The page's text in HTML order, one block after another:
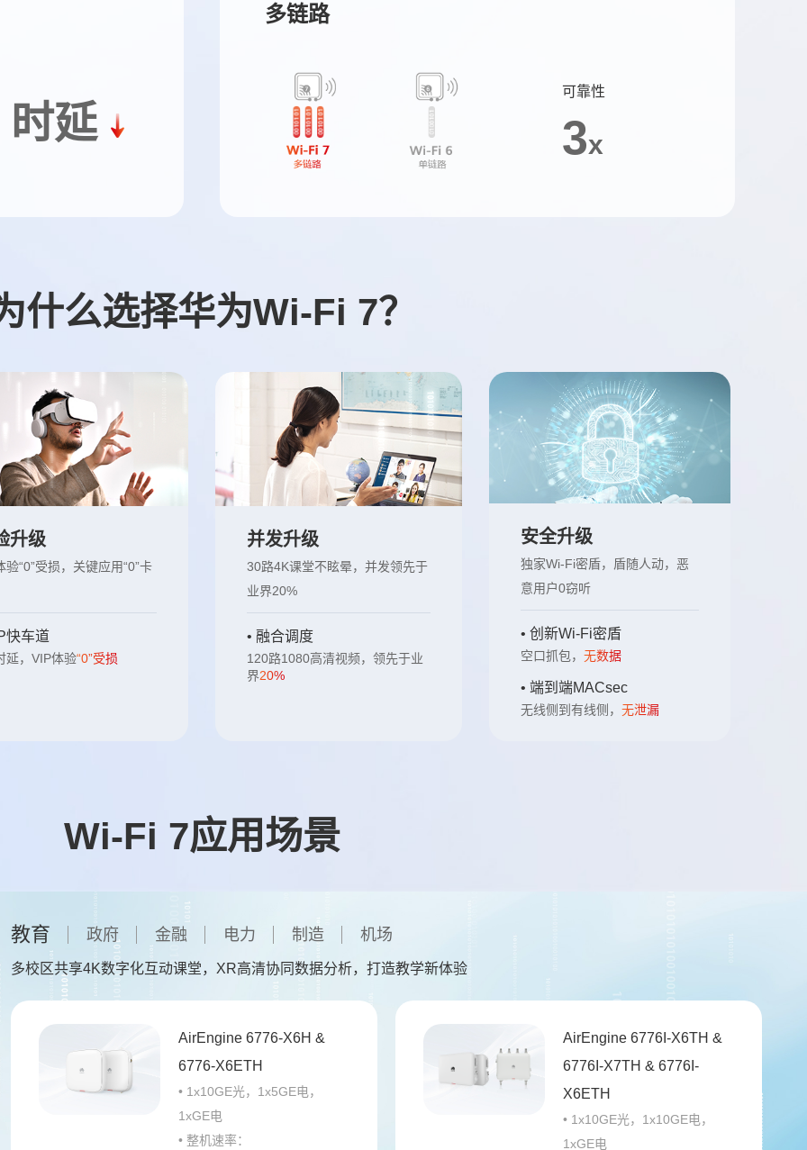
时延
多链路
可靠性
3x
什么选择华为Wi-Fi 7？
升级
验“0”受损，关键应用“0”卡
快车道
延，VIP体验“0”受损
并发升级
30路4K课堂不眩晕，并发领先于
业界20%
• 融合调度
120路1080高清视频，领先于业
界20%
安全升级
独家Wi-Fi密盾，盾随人动，恶
意用户0窃听
• 创新Wi-Fi密盾
空口抓包， 无数据
• 端到端MACsec
无线侧到有线侧， 无泄漏
Wi-Fi 7应用场景
教育 政府 金融 电力 制造 机场
多校区共享4K数字化互动课堂，XR高清协同数据分析，打造教学新体验
AirEngine 6776-X6H &
6776-X6ETH
• 1x10GE光，1x5GE电，
1xGE电
• 整机速率：
AirEngine 6776I-X6TH &
6776I-X7TH & 6776I-
X6ETH
• 1x10GE光，1x10GE电，
1xGE电